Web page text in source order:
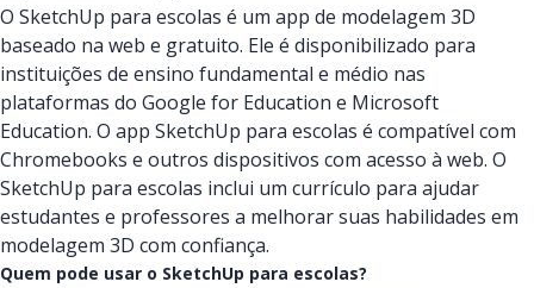
O SketchUp para escolas é um app de modelagem 3D
baseado na web e gratuito. Ele é disponibilizado para
instituições de ensino fundamental e médio nas
plataformas do Google for Education e Microsoft
Education. O app SketchUp para escolas é compatível com
Chromebooks e outros dispositivos com acesso à web. O
SketchUp para escolas inclui um currículo para ajudar
estudantes e professores a melhorar suas habilidades em
modelagem 3D com confiança.
Quem pode usar o SketchUp para escolas?